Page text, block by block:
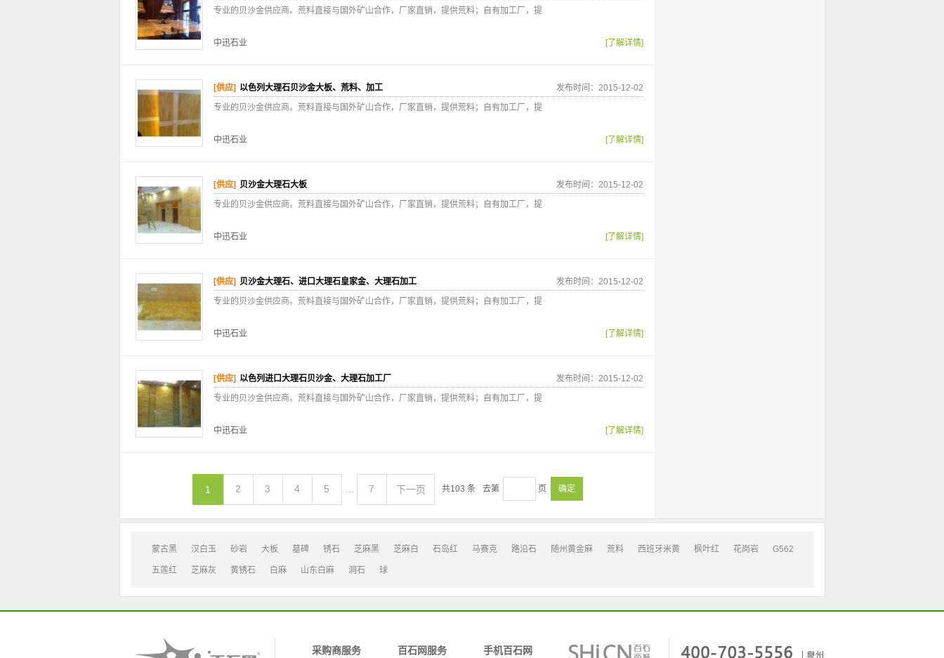
专业的贝沙金供应商。荒料直接与国外矿山合作，厂家直销，提供荒料；自有加工厂，提
中迅石业 [了解详情]
[供应] 以色列大理石贝沙金大板、荒料、加工
发布时间：2015-12-02
专业的贝沙金供应商。荒料直接与国外矿山合作，厂家直销，提供荒料；自有加工厂，提
中迅石业 [了解详情]
[供应] 贝沙金大理石大板
发布时间：2015-12-02
专业的贝沙金供应商。荒料直接与国外矿山合作，厂家直销，提供荒料；自有加工厂，提
中迅石业 [了解详情]
[供应] 贝沙金大理石、进口大理石皇家金、大理石加工
发布时间：2015-12-02
专业的贝沙金供应商。荒料直接与国外矿山合作，厂家直销，提供荒料；自有加工厂，提
中迅石业 [了解详情]
[供应] 以色列进口大理石贝沙金、大理石加工厂
发布时间：2015-12-02
专业的贝沙金供应商。荒料直接与国外矿山合作，厂家直销，提供荒料；自有加工厂，提
中迅石业 [了解详情]
1 2 3 4 5 7 下一页 共103 条 去第 页 确定
蒙古黑 汉白玉 砂岩 大板 墓碑 锈石 芝麻黑 芝麻白 石岛红 马赛克 路沿石 随州黄金麻 荒料 西班牙米黄 枫叶红 花岗岩 G562
五莲红 芝麻灰 黄锈石 白麻 山东白麻 洞石 球
采购商服务 百石网服务 手机百石网